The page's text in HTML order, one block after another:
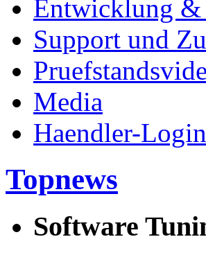
Entwicklung
Support und
Media
Haendler-Login
Topnews
Software